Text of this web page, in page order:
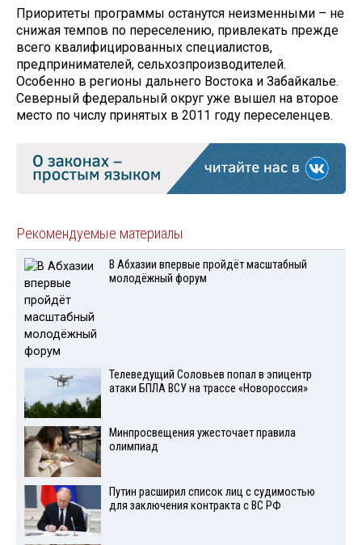
Приоритеты программы останутся неизменными – не
снижая темпов по переселению, привлекать прежде
всего квалифицированных специалистов,
предпринимателей, сельхозпроизводителей.
Особенно в регионы дальнего Востока и Забайкалье.
Северный федеральный округ уже вышел на второе
место по числу принятых в 2011 году переселенцев.
Рекомендуемые материалы
В Абхазии впервые пройдёт масштабный
молодёжный форум
Телеведущий Соловьев попал в эпицентр
атаки БПЛА ВСУ на трассе «Новороссия»
Минпросвещения ужесточает правила
олимпиад
Путин расширил список лиц с судимостью
для заключения контракта с ВС РФ